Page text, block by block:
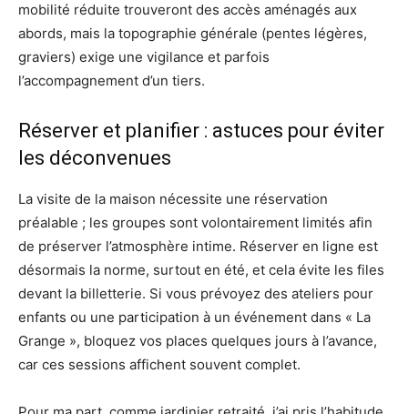
mobilité réduite trouveront des accès aménagés aux
abords, mais la topographie générale (pentes légères,
graviers) exige une vigilance et parfois
l’accompagnement d’un tiers.
Réserver et planifier : astuces pour éviter
les déconvenues
La visite de la maison nécessite une réservation
préalable ; les groupes sont volontairement limités afin
de préserver l’atmosphère intime. Réserver en ligne est
désormais la norme, surtout en été, et cela évite les files
devant la billetterie. Si vous prévoyez des ateliers pour
enfants ou une participation à un événement dans « La
Grange », bloquez vos places quelques jours à l’avance,
car ces sessions affichent souvent complet.